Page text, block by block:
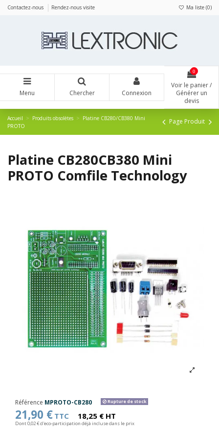
Contactez-nous Rendez-nous visite Ma liste (0)
Menu Chercher Connexion
0
Voir le panier /
Générer un
devis
Accueil Produits obsolètes
Platine CB280/CB380 Mini
PROTO
Page Produit
Platine CB280CB380 Mini
PROTO Comfile Technology
Référence MPROTO-CB280 Rupture de stock
21,90 € TTC 18,25 € HT
Dont 0,02 € d'eco-participation déjà incluse dans le prix
Panneau de gestion des cookies